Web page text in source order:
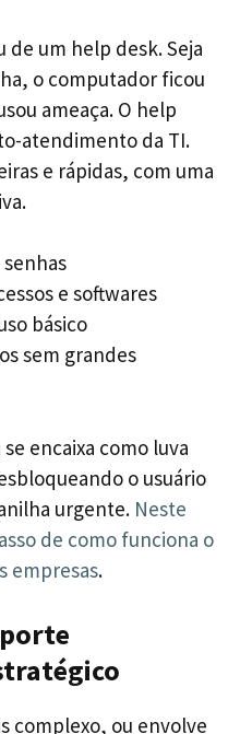
de um help desk. Seja
o computador ficou
ameaça. O help
atendimento da TI.
e rápidas, com uma
e softwares
básico
sem grandes
encaixa como luva
o usuário
urgente. Neste
de como funciona o
empresas.
complexo, ou envolve